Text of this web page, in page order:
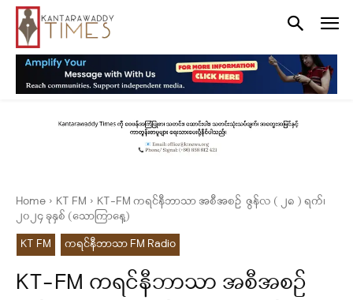
Home KT FM
KT-FM ကရင်နီဘာသာ အစီအစဉ် ဇွန်လ ( ၂၈ ) ရက်၊
၂၀၂၄ ခုနှစ် (သောကြာနေ့)
KT FM
ကရင်နီဘာသာ FM Radio
KT-FM ကရင်နီဘာသာ အစီအစဉ်